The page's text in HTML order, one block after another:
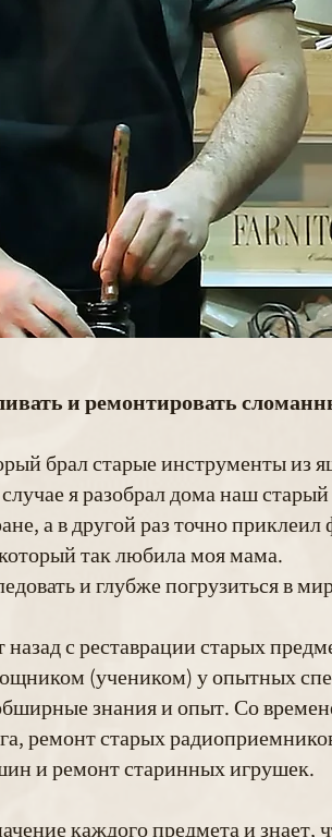
и ремонтировать
брал старые инструменты из
я разобрал дома наш
а в другой раз точно
так любила моя мама.
и глубже погрузиться в
назад с реставрации старых
(учеником) у опытных
знания и опыт. Со
ремонт старых
и ремонт старинных игрушек.
каждого предмета и